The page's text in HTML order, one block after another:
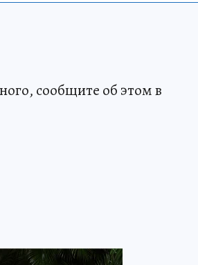
сообщите об этом в